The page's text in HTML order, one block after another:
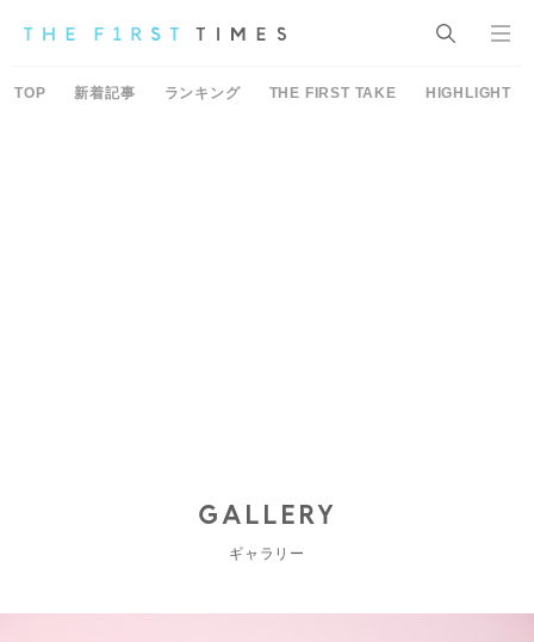
TOP 新着記事 ランキング THE FIRST TAKE HIGHLIGHT
GALLERY
ギャラリー